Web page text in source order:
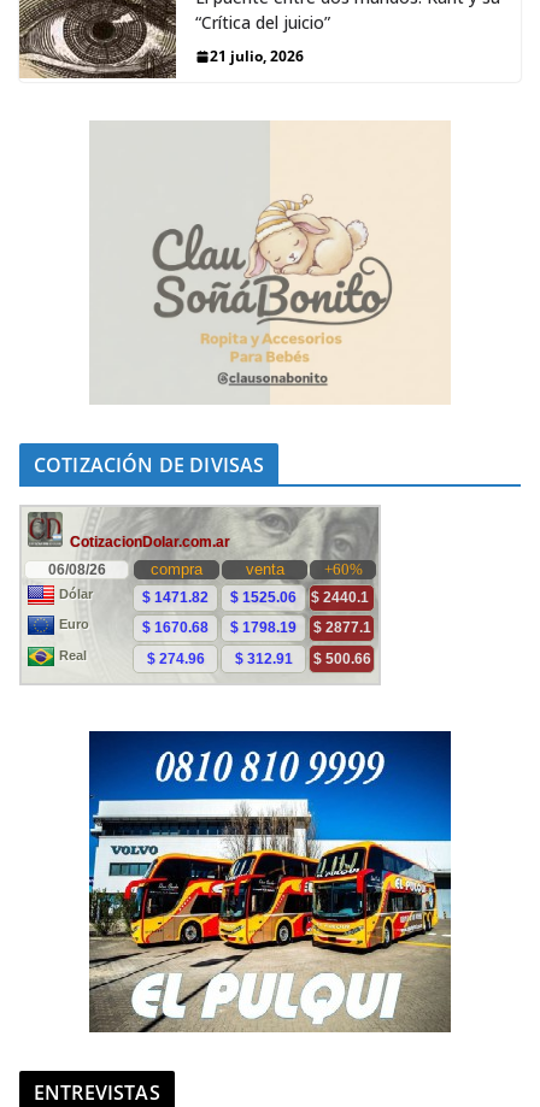
“Crítica del juicio”
21 julio, 2026
COTIZACIÓN DE DIVISAS
ENTREVISTAS